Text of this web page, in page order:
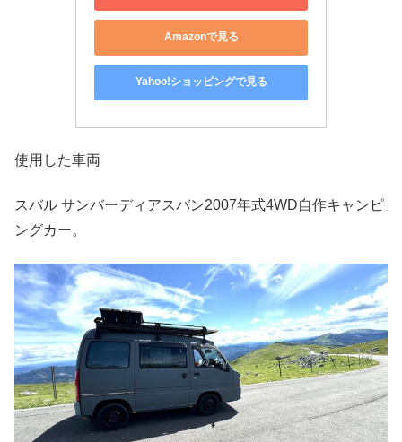
Amazonで見る
Yahoo!ショッピングで見る
使用した車両
スバル サンバーディアスバン2007年式4WD自作キャンピ
ングカー。